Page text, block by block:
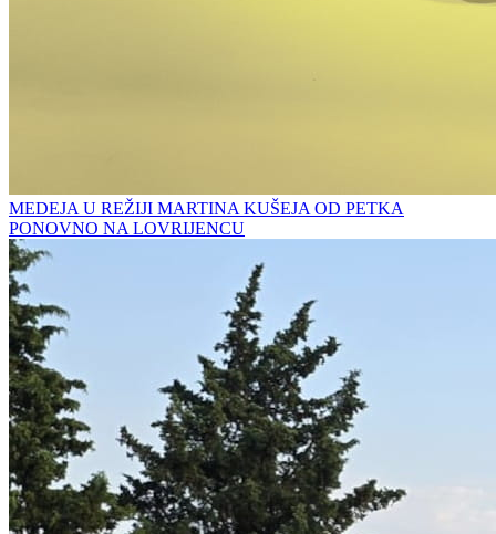
MEDEJA U REŽIJI MARTINA KUŠEJA OD PETKA
PONOVNO NA LOVRIJENCU